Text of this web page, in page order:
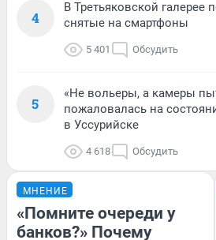
4
В Третьяковской галерее
снятые на смартфоны
5 401 Обсудить
5
«Не вольеры, а камеры
пожаловалась на
в Уссурийске
4 618 Обсудить
МНЕНИЕ
«Помните очереди у
банков?» Почему